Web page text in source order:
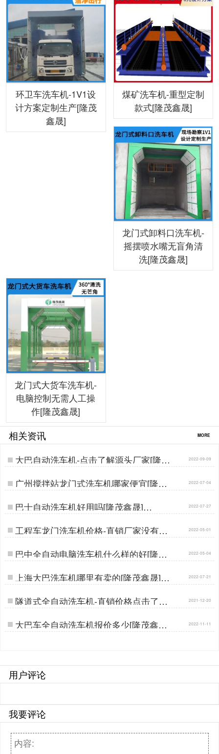
环卫车洗车机-1V1设
计方案定制生产[隆茂
鑫晟]
煤矿洗车机-重型定制
款式[隆茂鑫晟]
龙门式卸料口洗车机-
摇摆喷水嘴无盲角清
洗[隆茂鑫晟]
龙门式大货车洗车机-
电脑控制无需人工操
作[隆茂鑫晟]
相关资讯 MORE
大巴自动洗车机-点击了解源头厂家[隆茂
鑫晟]…
2022-09-09
广州搅拌站龙门式洗车机哪家便宜[隆茂
鑫晟]…
2022-07-04
巴士自动洗车机好用吗[隆茂鑫晟]… 2022-07-27
工程车龙门洗车机价格-直销厂家没有中
间商环节【隆茂鑫晟】…
2022-05-01
巴中全自动电脑洗车机什么样的好[隆茂
鑫晟]…
2022-05-04
上海大巴洗车机哪里有卖的[隆茂鑫晟]… 2022-07-21
隧道式全自动洗车机-直销价格点击了解
[隆茂鑫晟]…
2021-12-20
大巴车全自动洗车机报价多少[隆茂鑫晟]
…
2022-11-11
用户评论
我要评论